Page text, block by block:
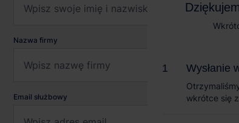
Loogic Park Radomsko
Wysłanie
wkrótce się
Nazwa firmy
Email służbowy
Wysłanie
wkrótce się